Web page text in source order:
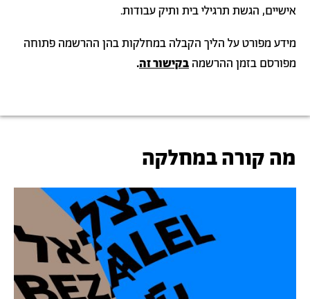
אישיים, הגשת תרגילי בית ותיק עבודות.
מידע מפורט על הליך הקבלה במחלקות בהן ההרשמה פתוחה
מפורסם בזמן ההרשמה בקישור זה.
מה קורה במחלקה